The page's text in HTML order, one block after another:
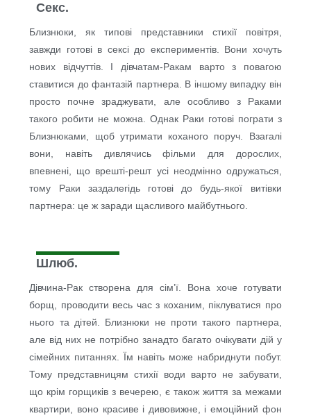
Секс.
Близнюки, як типові представники стихії повітря,
завжди готові в сексі до експериментів. Вони хочуть
нових відчуттів. І дівчатам-Ракам варто з повагою
ставитися до фантазій партнера. В іншому випадку він
просто почне зраджувати, але особливо з Раками
такого робити не можна. Однак Раки готові пограти з
Близнюками, щоб утримати коханого поруч. Взагалі
вони, навіть дивлячись фільми для дорослих,
впевнені, що врешті-решт усі неодмінно одружаться,
тому Раки заздалегідь готові до будь-якої витівки
партнера: це ж заради щасливого майбутнього.
Шлюб.
Дівчина-Рак створена для сім’ї. Вона хоче готувати
борщ, проводити весь час з коханим, піклуватися про
нього та дітей. Близнюки не проти такого партнера,
але від них не потрібно занадто багато очікувати дій у
сімейних питаннях. Їм навіть може набриднути побут.
Тому представницям стихії води варто не забувати,
що крім горщиків з вечерею, є також життя за межами
квартири, воно красиве і дивовижне, і емоційний фон